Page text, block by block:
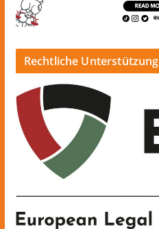
Rechtliche Unterstützung